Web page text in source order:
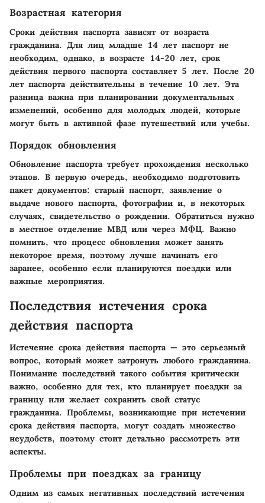
Возрастная категория
Сроки действия паспорта зависят от возраста
гражданина. Для лиц младше 14 лет паспорт не
необходим, однако, в возрасте 14-20 лет, срок
действия первого паспорта составляет 5 лет. После 20
лет паспорта действительны в течение 10 лет. Эта
разница важна при планировании документальных
изменений, особенно для молодых людей, которые
могут быть в активной фазе путешествий или учебы.
Порядок обновления
Обновление паспорта требует прохождения несколько
этапов. В первую очередь, необходимо подготовить
пакет документов: старый паспорт, заявление о
выдаче нового паспорта, фотографии и, в некоторых
случаях, свидетельство о рождении. Обратиться нужно
в местное отделение МВД или через МФЦ. Важно
помнить, что процесс обновления может занять
некоторое время, поэтому лучше начинать его
заранее, особенно если планируются поездки или
важные мероприятия.
Последствия истечения срока
действия паспорта
Истечение срока действия паспорта — это серьезный
вопрос, который может затронуть любого гражданина.
Понимание последствий такого события критически
важно, особенно для тех, кто планирует поездки за
границу или желает сохранить свой статус
гражданина. Проблемы, возникающие при истечении
срока действия паспорта, могут создать множество
неудобств, поэтому стоит детально рассмотреть эти
аспекты.
Проблемы при поездках за границу
Одним из самых негативных последствий истечения